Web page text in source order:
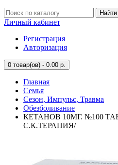
Найти
Личный кабинет
Регистрация
Авторизация
0 товар(ов) - 0.00 р.
Главная
Семья
Сезон, Импульс, Травма
Обезболивание
КЕТАНОВ 10МГ. №100
С.К.ТЕРАПИЯ/